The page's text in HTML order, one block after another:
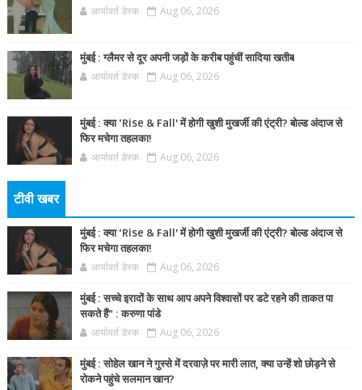
आर्यावर्त डेस्क Aug 06, 2026
मुंबई : ग्लैमर से दूर अपनी जड़ों के करीब पहुंचीं सादिया खतीब
आर्यावर्त डेस्क Aug 06, 2026
मुंबई : क्या ‘Rise & Fall’ में होगी खुशी मुखर्जी की एंट्री? बोल्ड अंदाज से
फिर मचेगा तहलका!
आर्यावर्त डेस्क Aug 06, 2026
टीवी खबर
मुंबई : क्या ‘Rise & Fall’ में होगी खुशी मुखर्जी की एंट्री? बोल्ड अंदाज से
फिर मचेगा तहलका!
आर्यावर्त डेस्क Aug 06, 2026
मुंबई : सच्चे इरादों के साथ आप अपने विश्वासों पर डटे रहने की ताकत पा
सकते हैं” : करुणा पांडे
आर्यावर्त डेस्क Aug 06, 2026
मुंबई : सोहेल खान ने गुस्से में दरवाज़े पर मारी लात, क्या उन्हें शो छोड़ने से
रोकने पहुंचे सलमान खान?